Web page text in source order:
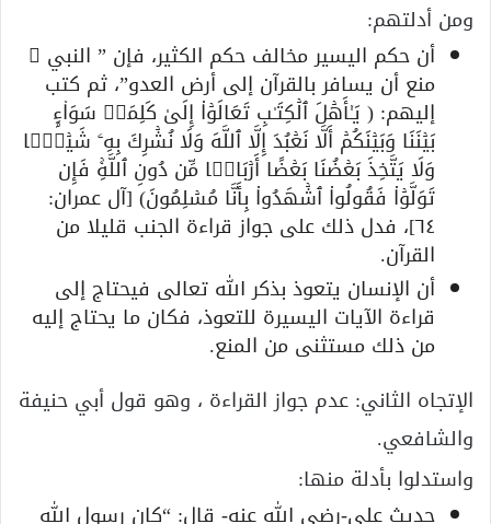
ومن أدلتهم:
أن حكم اليسير مخالف حكم الكثير، فإن ” النبي ﷺ
منع أن يسافر بالقرآن إلى أرض العدو”، ثم كتب
إليهم: ( یَـٰۤأَهۡلَ ٱلۡكِتَـٰبِ تَعَالَوۡا۟ إِلَىٰ كَلِمَةࣲ سَوَاۤءِۭ
بَیۡنَنَا وَبَیۡنَكُمۡ أَلَّا نَعۡبُدَ إِلَّا ٱللَّهَ وَلَا نُشۡرِكَ بِهِۦ شَیۡـࣰٔا
وَلَا یَتَّخِذَ بَعۡضُنَا بَعۡضًا أَرۡبَابࣰا مِّن دُونِ ٱللَّهِۚ فَإِن
تَوَلَّوۡا۟ فَقُولُوا۟ ٱشۡهَدُوا۟ بِأَنَّا مُسۡلِمُونَ) [آل عمران:
٦٤]، فدل ذلك على جواز قراءة الجنب قليلا من
القرآن.
أن الإنسان يتعوذ بذكر الله تعالى فيحتاج إلى
قراءة الآيات اليسيرة للتعوذ، فكان ما يحتاج إليه
من ذلك مستثنى من المنع.
الإتجاه الثاني: عدم جواز القراءة ، وهو قول أبي حنيفة
والشافعي.
واستدلوا بأدلة منها:
حديث علي-رضي الله عنه- قال: “كان رسول الله